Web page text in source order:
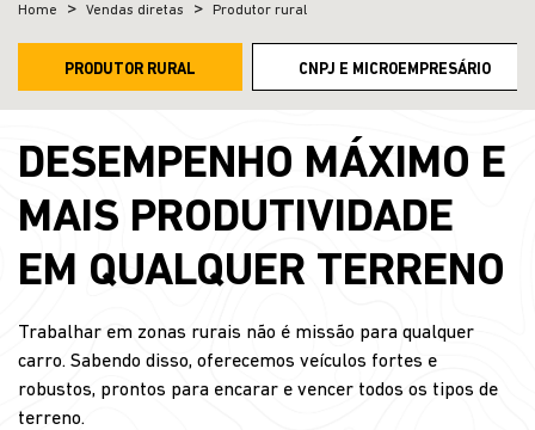
Home Vendas diretas Produtor rural
CNPJ E MICROEMPRESÁRIO
PRODUTOR RURAL
DESEMPENHO MÁXIMO E
MAIS PRODUTIVIDADE
EM QUALQUER TERRENO
Trabalhar em zonas rurais não é missão para qualquer
carro. Sabendo disso, oferecemos veículos fortes e
robustos, prontos para encarar e vencer todos os tipos de
terreno.